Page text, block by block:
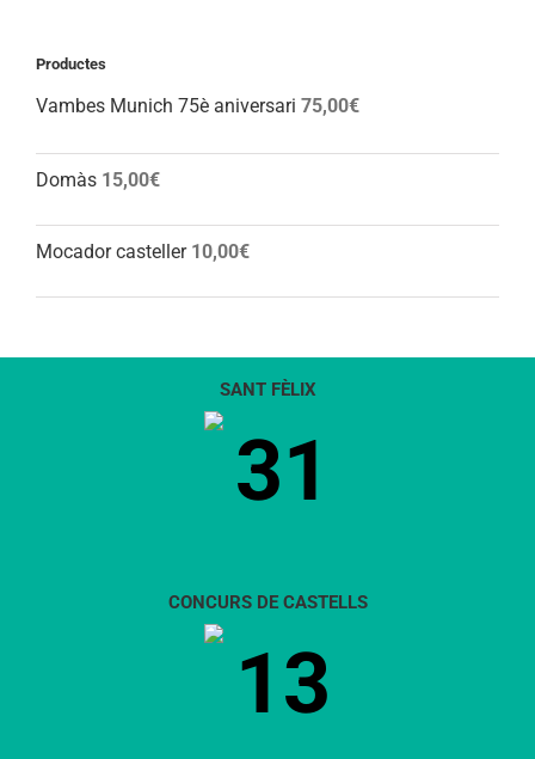
Productes
Vambes Munich 75è aniversari 75,00€
Domàs 15,00€
Mocador casteller 10,00€
SANT FÈLIX
31
CONCURS DE CASTELLS
13